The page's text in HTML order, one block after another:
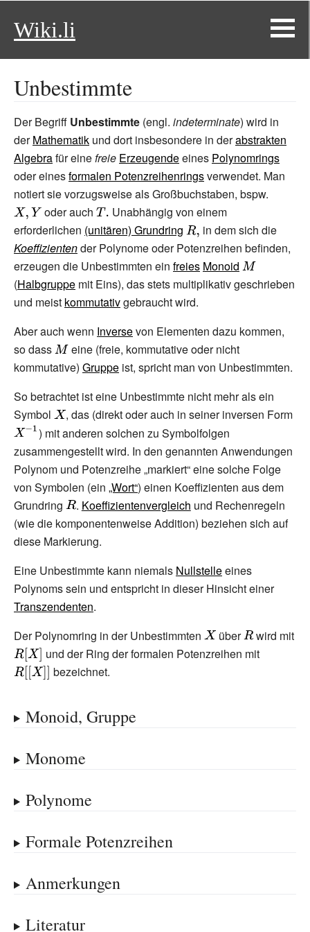
Wiki.li
Unbestimmte
Der Begriff Unbestimmte (engl. indeterminate) wird in
derMathematik und dort insbesondere in derabstrakten
Algebrafür einefreie Erzeugendeeines Polynomrings
oder einesformalen Potenzreihenringsverwendet. Man
notiert sie vorzugsweise als Großbuchstaben, bspw.
oder auch{\displaystyle
T.}
Unabhängig von einem
erforderlichen (unitären) Grundring {\displaystyle
R,}
in dem sich die
Koeffizientender Polynome oder Potenzreihen befinden,
erzeugen die Unbestimmten ein freies Monoid {\displaystyle
M}
(Halbgruppe mit Eins), das stets multiplikativ geschrieben
und meist kommutativgebraucht wird.
Aber auch wenn Inversevon Elementen dazu kommen,
so dass{\displaystyle
M}
eine (freie, kommutative oder nicht
kommutative) Gruppe ist, spricht man von Unbestimmten.
So betrachtet ist eine Unbestimmte nicht mehr als ein
Symbol {\displaystyle
X}
, das (direkt oder auch in seiner inversen Form
) mit anderen solchen zu Symbolfolgen
zusammengestellt wird. In den genannten Anwendungen
Polynom und Potenzreihe „markiert“ eine solche Folge
von Symbolen (ein „Wort“) einen Koeffizienten aus dem
Grundring {\displaystyle R}
. Koeffizientenvergleich und Rechenregeln
(wie die komponentenweise Addition) beziehen sich auf
diese Markierung.
Eine Unbestimmte kann niemals Nullstelleeines
Polynoms sein und entspricht in dieser Hinsicht einer
Transzendenten.
Der Polynomring in der Unbestimmten {\displaystyle
X}
über{\displaystyle
R}
wird mit
{\displaystyle
R[X]}
und der Ring der formalen Potenzreihen mit
bezeichnet.
Monoid, Gruppe
Monome
Polynome
Formale Potenzreihen
Anmerkungen
Literatur